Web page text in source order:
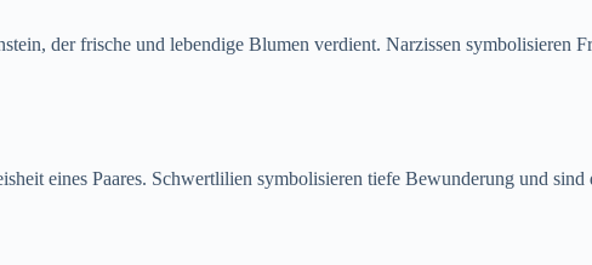
der frische und lebendige Blumen verdient. Narzissen symbolisieren
eines Paares. Schwertlilien symbolisieren tiefe Bewunderung und